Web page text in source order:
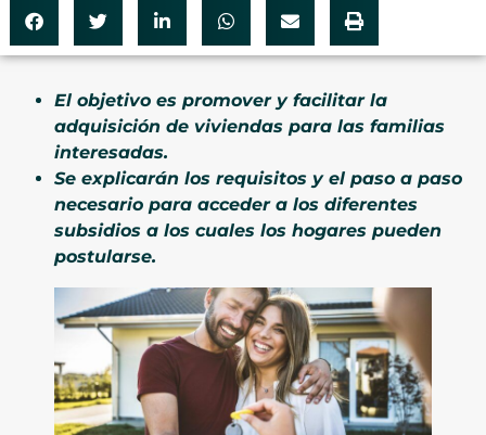
El objetivo es promover y facilitar la
adquisición de viviendas para las familias
interesadas.
Se explicarán los requisitos y el paso a paso
necesario para acceder a los diferentes
subsidios a los cuales los hogares pueden
postularse.